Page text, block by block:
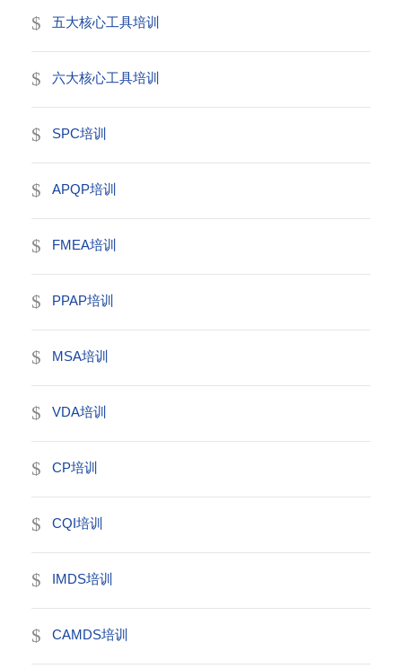
五大核心工具培训
六大核心工具培训
SPC培训
APQP培训
FMEA培训
PPAP培训
MSA培训
VDA培训
CP培训
CQI培训
IMDS培训
CAMDS培训